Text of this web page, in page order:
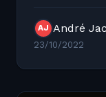
AJ André
23/10/2022